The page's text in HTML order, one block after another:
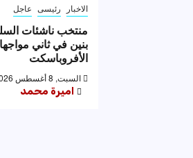
الاخبار رئيسى عاجل
منتخب ناشئات
بنين في ثاني
الأفروباسكت
السبت, 8 أغسطس 2026, 6:11 م
اميرة محمد